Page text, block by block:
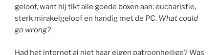
geloof, want hij tikt alle goede boxen aan: eucharistie,
sterk mirakelgeloof en handig met de PC. What could
go wrong?
Had het internet al niet haar eigen patroonheilige? Was